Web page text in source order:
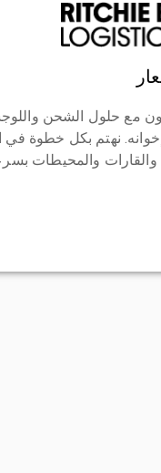
مع حلول الشحن
نهتم بكل خطوة في
والقارات والمحيطات